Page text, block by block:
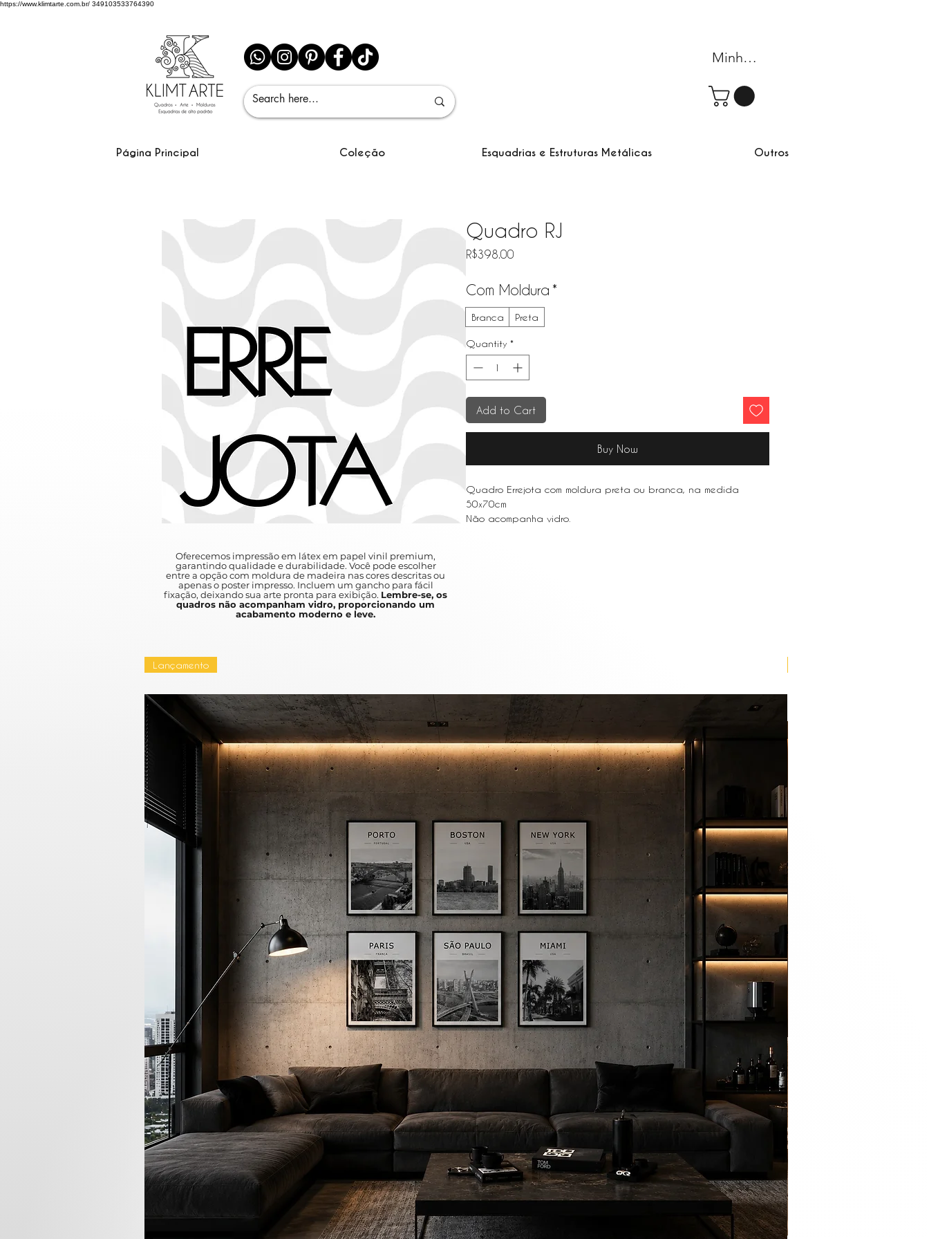
https://www.klimtarte.com.br/ 349103533764390
Minha conta
Página Principal Coleção Esquadrias e Estruturas Metálicas Outros
Quadro RJ
R$398.00Price
Com Moldura *
Branca Preta
Quantity *
Add to Cart
Buy Now
Quadro Errejota com moldura preta ou branca, na medida
50x70cm
Não acompanha vidro.
Oferecemos impressão em látex em papel vinil premium,
garantindo qualidade e durabilidade. Você pode escolher
entre a opção com moldura de madeira nas cores descritas ou
apenas o poster impresso. Incluem um gancho para fácil
fixação, deixando sua arte pronta para exibição. Lembre-se, os
quadros não acompanham vidro, proporcionando um
acabamento moderno e leve.
Lançamento